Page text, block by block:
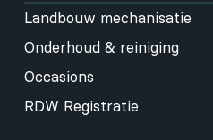
Landbouw mechanisatie
Onderhoud & reiniging
Occasions
RDW Registratie